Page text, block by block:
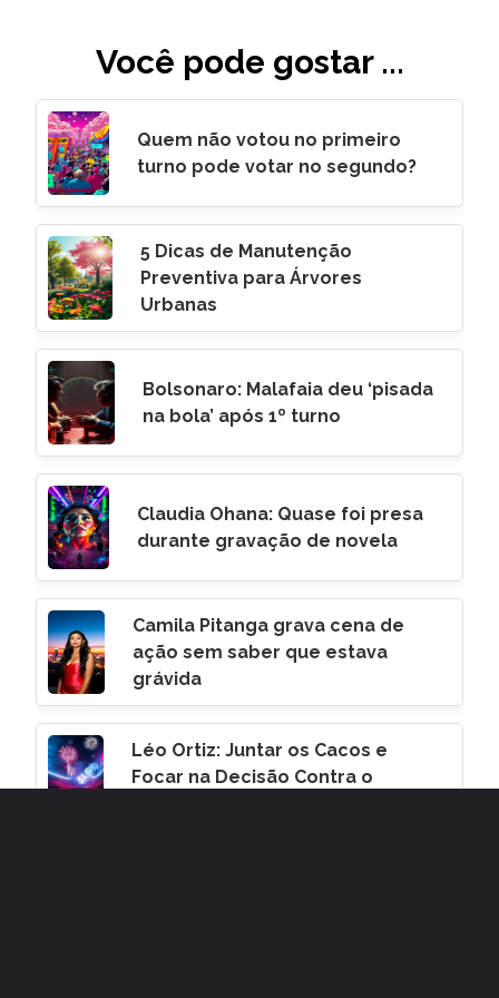
Você pode gostar ...
Quem não votou no primeiro
turno pode votar no segundo?
5 Dicas de Manutenção
Preventiva para Árvores
Urbanas
Bolsonaro: Malafaia deu ‘pisada
na bola’ após 1º turno
Claudia Ohana: Quase foi presa
durante gravação de novela
Camila Pitanga grava cena de
ação sem saber que estava
grávida
Léo Ortiz: Juntar os Cacos e
Focar na Decisão Contra o